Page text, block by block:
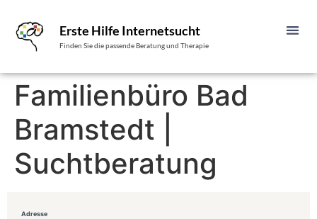
Erste Hilfe Internetsucht
Finden Sie die passende Beratung und Therapie
Familienbüro Bad
Bramstedt |
Suchtberatung
Adresse